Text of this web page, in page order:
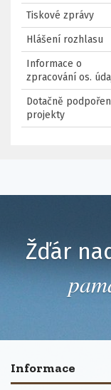
Tiskové zprávy
Hlášení rozhlasu
Informace o
zpracování os.
Dotačně
projekty
Žďár
Informace